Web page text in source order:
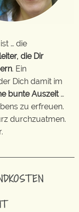
… die
die Dir
. Ein
Dich damit im
bunte Auszeit…
zu erfreuen.
durchzuatmen.